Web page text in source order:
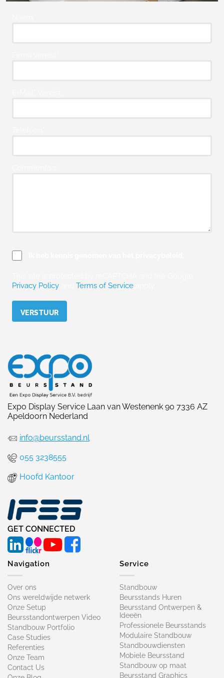
Privacy Policy
Terms of Service
Expo Display Service Laan van Westenenk 90 7336 AZ
Apeldoorn Nederland
info@beursstand.nl
055 3238555
Hoofd Kantoor
GET CONNECTED
Navigation
Over ons
Ons wereldwijde netwerk
Onze Setup
Beursstandontwerpen Video
Standbouw Portfolio
Case Studies
Referenties
Onze Team
Contact Us
Service
Standbouw
Beursstands Huren
Beursstand Ontwerpen &
Ideeën
Professionele Beursstands
Modulaire Standbouw
Standbouwdiensten
Mobiele Beursstand
Standbouw op maat​
Beursstand Graphics